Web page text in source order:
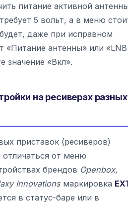
питание активной
5 вольт, а в меню
даже при исправном
«Питание антенны» или «LNB
значение «Вкл».
на ресиверах разных
приставок (ресиверов)
от меню
брендов Openbox,
Innovationsмаркировка
в статус-баре или в